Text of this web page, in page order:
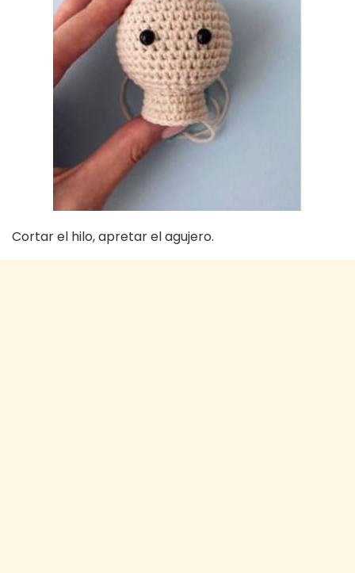
Cortar el hilo, apretar el agujero.